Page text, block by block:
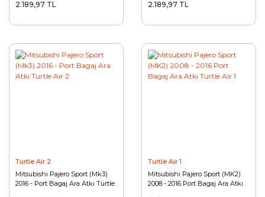
2.189,97 TL 2.189,97 TL
Turtle Air 2
Mitsubishi Pajero Sport (Mk3)
2016 - Port Bagaj Ara Atkı Turtle
Turtle Air 1
Mitsubishi Pajero Sport (MK2)
2008 - 2016 Port Bagaj Ara Atkı